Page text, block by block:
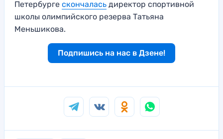
Петербурге скончалась директор спортивной
школы олимпийского резерва Татьяна
Меньшикова.
Подпишись на нас в Дзене!